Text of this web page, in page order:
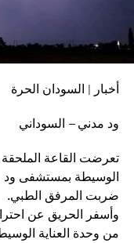
أخبار | السودان الحرة
ود مدني – السوداني
تعرضت القاعة الملحقة
الوسيطة بمستشفى ود
ضربت المرفق الطبي.
وأسفر الحريق عن
من وحدة العناية